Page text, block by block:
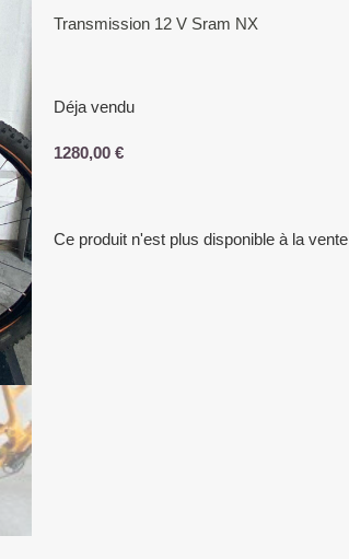
Transmission 12 V Sram NX
Déja vendu
1280,00 €
Ce produit n'est plus disponible à la vente